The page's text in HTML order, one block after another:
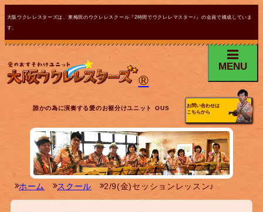
大阪ウクレレスターズは、東梅田のウクレレスクール『2時間でウクレレマスター♪』の会員で構成していま
す。
®
MENU
誰かの為に演奏する愛のお裾分けユニット OUS
お問い合わせは
こちらから
ホーム スクール 2/9(金)セッションレッスン♪